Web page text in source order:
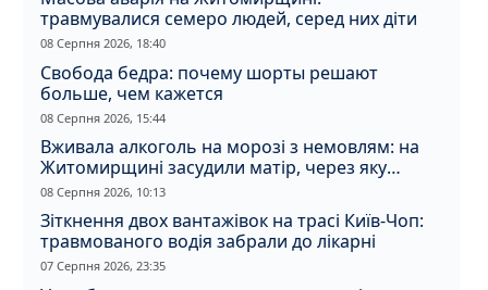
травмувалися семеро людей, серед них діти
08 Серпня 2026, 18:40
Свобода бедра: почему шорты решают
больше, чем кажется
08 Серпня 2026, 15:44
Вживала алкоголь на морозі з немовлям: на
Житомирщині засудили матір, через яку
дитина отримала обмороження
08 Серпня 2026, 10:13
Зіткнення двох вантажівок на трасі Київ-Чоп:
травмованого водія забрали до лікарні
07 Серпня 2026, 23:35